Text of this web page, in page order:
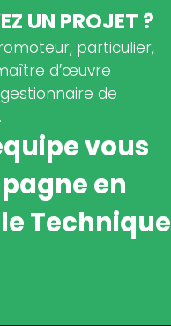
UN PROJET ?
particulier,
d’œuvre
de
vous
en
Technique